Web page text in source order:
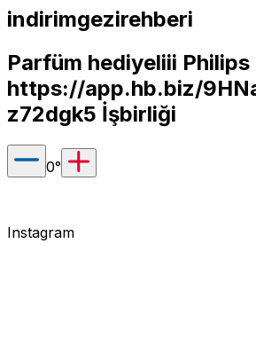
indirimgezirehberi
Parfüm hediyeliii
https://app.hb.biz/
z72dgk5 İşbirliği
0°
Instagram